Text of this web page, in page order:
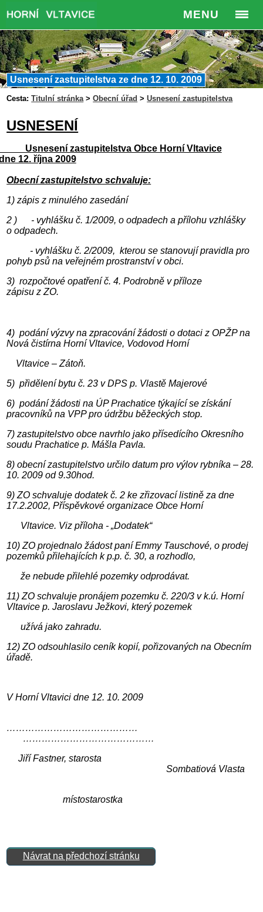
MENU
Usnesení zastupitelstva ze dne 12. 10. 2009
Cesta: Titulní stránka>Obecní úřad >Usnesení zastupitelstva
USNESENÍ
zastupitelstva Obce Horní Vltavice
12. října 2009
Obecní zastupitelstvo schvaluje:
1) zápis z minulého zasedání
2 ) - vyhlášku č. 1/2009, o odpadech a přílohu vzhlášky
o odpadech.
- vyhlášku č. 2/2009, kterou se stanovují pravidla pro
pohyb psů na veřejném prostranství v obci.
3) rozpočtové opatření č. 4. Podrobně v příloze
zápisu z ZO.
4) podání výzvy na zpracování žádosti o dotaci z OPŽP na
Nová čistírna Horní Vltavice, Vodovod Horní
Vltavice – Zátoň.
5) přidělení bytu č. 23 v DPS p. Vlastě Majerové
6) podání žádosti na ÚP Prachatice týkající se získání
pracovníků na VPP pro údržbu běžeckých stop.
7) zastupitelstvo obce navrhlo jako přísedícího Okresního
soudu Prachatice p. Mášla Pavla.
8) obecní zastupitelstvo určilo datum pro výlov rybníka – 28.
10. 2009 od 9.30hod.
9) ZO schvaluje dodatek č. 2 ke zřizovací listině za dne
17.2.2002, Příspěvkové organizace Obce Horní
Vltavice. Viz příloha - „Dodatek“
10) ZO projednalo žádost paní Emmy Tauschové, o prodej
pozemků přilehajících k p.p. č. 30, a rozhodlo,
že nebude přilehlé pozemky odprodávat.
11) ZO schvaluje pronájem pozemku č. 220/3 v k.ú. Horní
Vltavice p. Jaroslavu Ježkovi, který pozemek
užívá jako zahradu.
12) ZO odsouhlasilo ceník kopií, pořizovaných na Obecním
úřadě.
V Horní Vltavici dne 12. 10. 2009
……………………………………
……………………………………
Jiří Fastner, starosta
Sombatiová Vlasta
místostarostka
Návrat na předchozí stránku